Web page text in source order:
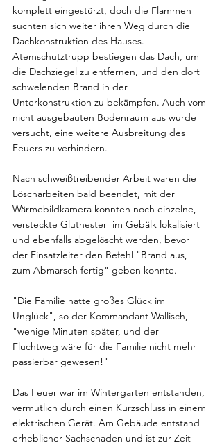
komplett eingestürzt, doch die Flammen
suchten sich weiter ihren Weg durch die
Dachkonstruktion des Hauses.
Atemschutztrupp bestiegen das Dach, um
die Dachziegel zu entfernen, und den dort
schwelenden Brand in der
Unterkonstruktion zu bekämpfen. Auch vom
nicht ausgebauten Bodenraum aus wurde
versucht, eine weitere Ausbreitung des
Feuers zu verhindern.
Nach schweißtreibender Arbeit waren die
Löscharbeiten bald beendet, mit der
Wärmebildkamera konnten noch einzelne,
versteckte Glutnester  im Gebälk lokalisiert
und ebenfalls abgelöscht werden, bevor
der Einsatzleiter den Befehl "Brand aus,
zum Abmarsch fertig" geben konnte.
"Die Familie hatte großes Glück im
Unglück", so der Kommandant Wallisch,
"wenige Minuten später, und der
Fluchtweg wäre für die Familie nicht mehr
passierbar gewesen!"
Das Feuer war im Wintergarten entstanden,
vermutlich durch einen Kurzschluss in einem
elektrischen Gerät. Am Gebäude entstand
erheblicher Sachschaden und ist zur Zeit